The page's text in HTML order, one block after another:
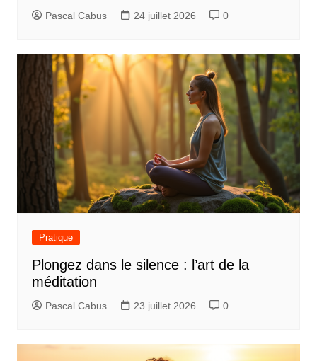
Pascal Cabus 24 juillet 2026 0
Pratique
Plongez dans le silence : l’art de la
méditation
Pascal Cabus 23 juillet 2026 0